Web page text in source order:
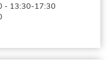
- 13:30-17:30